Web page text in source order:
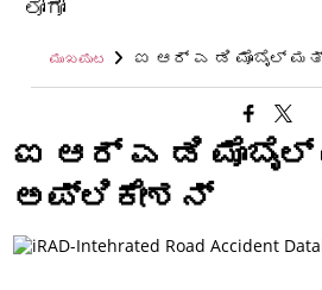
ಮುಖಪುಟ ಐ ಆರ್ ಎ ಡಿ ಮೊಬೈಲ್
ಐ ಆರ್ ಎ ಡಿ
ಅಪ್ಲಿಕೇಶನ್